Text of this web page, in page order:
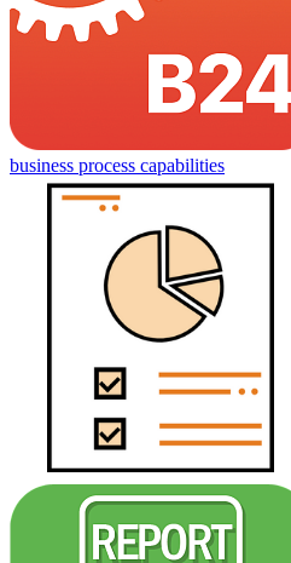
business process capabilities